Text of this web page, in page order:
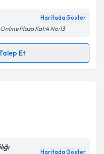
ilişkin
Aydınlatma
verilerimin belirtilen
ediyorum.
Haritada Göster
Plaza Kat:4 No:13
Et
takvimi talebi
almanız için bir
ile bilgilendireceğiz.
Haritada Göster